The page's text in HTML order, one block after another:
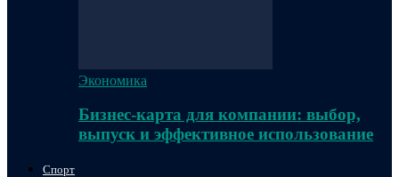
Экономика
Бизнес-карта для компании: выбор,
выпуск и эффективное использование
Спорт